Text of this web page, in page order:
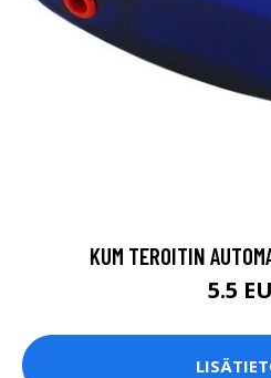
KUM TEROITIN
5.5